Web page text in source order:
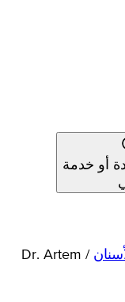
أو خدمة
/
Dr. Artem